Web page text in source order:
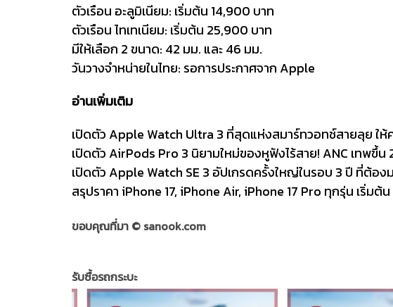
ตัวเรือน อะลูมิเนียม: เริ่มต้น 14,900 บาท
ตัวเรือน ไทเทเนียม: เริ่มต้น 25,900 บาท
มีให้เลือก 2 ขนาด: 42 มม. และ 46 มม.
วันวางจำหน่ายในไทย: รอการประกาศจาก Apple
อ่านเพิ่มเติม
เปิดตัว Apple Watch Ultra 3 ที่สุดแห่งสมาร์ทวอทช์สายลุย ให้
เปิดตัว AirPods Pro 3 นิยามใหม่ของหูฟังไร้สาย! ANC เทพขึ้น
เปิดตัว Apple Watch SE 3 อัปเกรดครั้งใหญ่ในรอบ 3 ปี ที่ต้อง
สรุปราคา iPhone 17, iPhone Air, iPhone 17 Pro ทุกรุ่น เริ่มต้
ขอบคุณที่มา © sanook.com
รับซื้อรถกระบะ